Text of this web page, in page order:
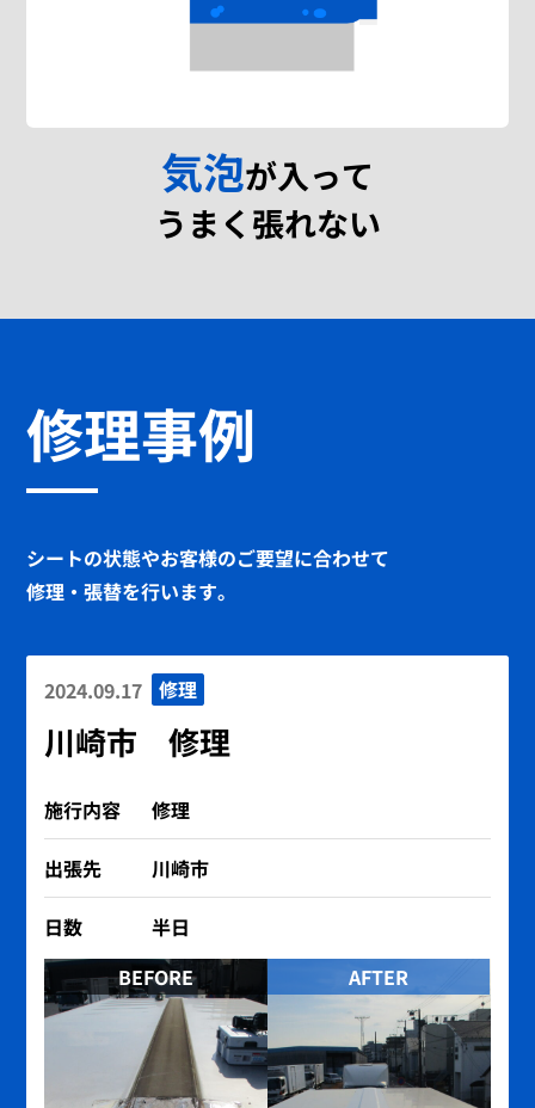
気泡が入って
うまく張れない
修理事例
シートの状態やお客様のご要望に合わせて
修理・張替を行います。
2024.09.17 修理
川崎市 修理
施行内容 修理
出張先 川崎市
日数
半日
BEFORE
AFTER